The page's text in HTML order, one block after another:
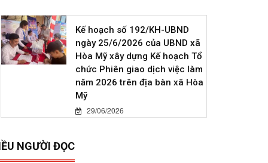
Kế hoạch số 192/KH-UBND
ngày 25/6/2026 của UBND xã
Hòa Mỹ xây dựng Kế hoạch Tổ
chức Phiên giao dịch việc làm
năm 2026 trên địa bàn xã Hòa
Mỹ
29/06/2026
NGƯỜI ĐỌC